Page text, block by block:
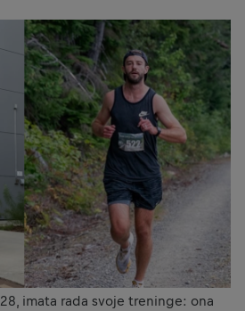
, 28, imata rada svoje treninge: ona